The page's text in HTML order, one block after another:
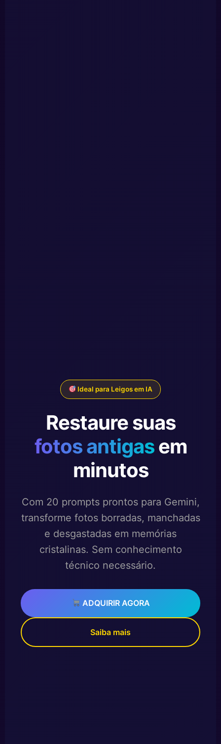
Ideal para Leigos em IA
Restaure suas
fotos antigasem
minutos
Com 20 prompts prontos para Gemini,
transforme fotos borradas, manchadas
e desgastadas em memórias
cristalinas. Sem conhecimento
técnico necessário.
ADQUIRIR AGORA
Saiba mais